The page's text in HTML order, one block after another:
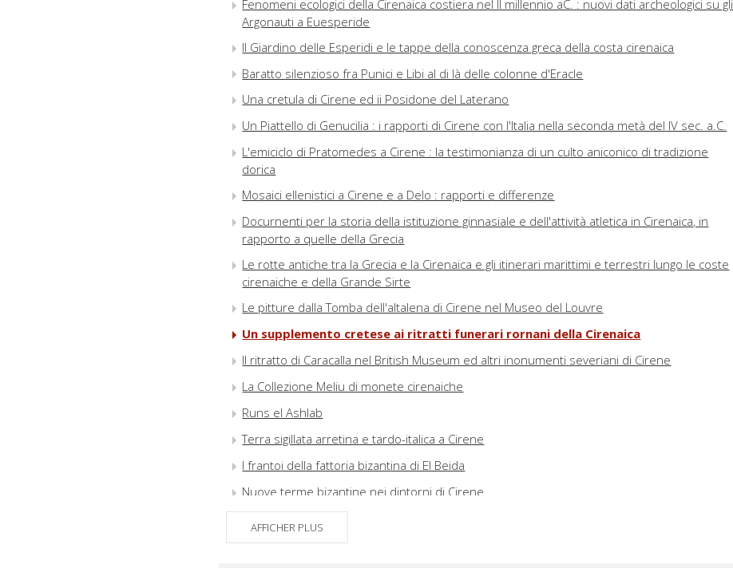
Fenomeni ecologici della Cirenaica costiera nel II millennio aC. : nuovi dati archeologici su gli
Argonauti a Euesperide
Il Giardino delle Esperidi e le tappe della conoscenza greca della costa cirenaica
Baratto silenzioso fra Punici e Libi al di là delle colonne d'Eracle
Una cretula di Cirene ed ii Posidone del Laterano
Un Piattello di Genucilia : i rapporti di Cirene con l'Italia nella seconda metà del IV sec. a.C.
L'emiciclo di Pratomedes a Cirene : la testimonianza di un culto aniconico di tradizione
dorica
Mosaici ellenistici a Cirene e a Delo : rapporti e differenze
Docurnenti per la storia della istituzione ginnasiale e dell'attività atletica in Cirenaica, in
rapporto a quelle della Grecia
Le rotte antiche tra la Grecia e la Cirenaica e gli itinerari marittimi e terrestri lungo le coste
cirenaiche e della Grande Sirte
Le pitture dalla Tomba dell'altalena di Cirene nel Museo del Louvre
Un supplemento cretese ai ritratti funerari rornani della Cirenaica
Il ritratto di Caracalla nel British Museum ed altri inonumenti severiani di Cirene
La Collezione Meliu di monete cirenaiche
Runs el Ashlab
Terra sigillata arretina e tardo-italica a Cirene
I frantoi della fattoria bizantina di El Beida
Nuove terme bizantine nei dintorni di Cirene
AFFICHER PLUS